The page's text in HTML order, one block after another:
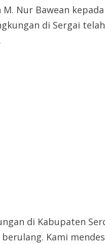
Nur Bawean kepada
di Sergai
di Kabupaten
Kami